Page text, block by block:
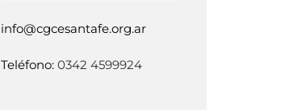
info@cgcesantafe.org.ar
Teléfono: 0342 4599924